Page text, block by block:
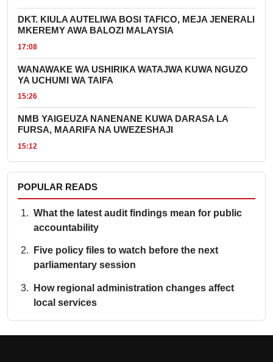
DKT. KIULA AUTELIWA BOSI TAFICO, MEJA JENERALI
MKEREMY AWA BALOZI MALAYSIA
17:08
WANAWAKE WA USHIRIKA WATAJWA KUWA NGUZO
YA UCHUMI WA TAIFA
15:26
NMB YAIGEUZA NANENANE KUWA DARASA LA
FURSA, MAARIFA NA UWEZESHAJI
15:12
POPULAR READS
What the latest audit findings mean for public
accountability
Five policy files to watch before the next
parliamentary session
How regional administration changes affect
local services